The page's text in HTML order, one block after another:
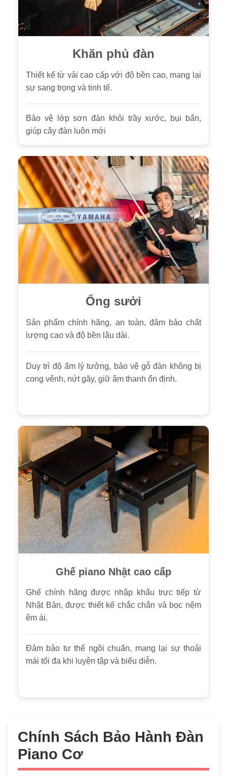
Khăn phủ đàn
Thiết kế từ vải cao cấp với độ bền cao, mang lại
sự sang trọng và tinh tế.
Bảo vệ lớp sơn đàn khỏi trầy xước, bụi bẩn,
giúp cây đàn luôn mới
Ống sưởi
Sản phẩm chính hãng, an toàn, đảm bảo chất
lượng cao và độ bền lâu dài.
Duy trì độ ẩm lý tưởng, bảo vệ gỗ đàn không bị
cong vênh, nứt gãy, giữ âm thanh ổn định.
Ghế piano Nhật cao cấp
Ghế chính hãng được nhập khẩu trực tiếp từ
Nhật Bản, được thiết kế chắc chắn và bọc nệm
êm ái.
Đảm bảo tư thế ngồi chuẩn, mang lại sự thoải
mái tối đa khi luyện tập và biểu diễn.
Chính Sách Bảo Hành Đàn
Piano Cơ